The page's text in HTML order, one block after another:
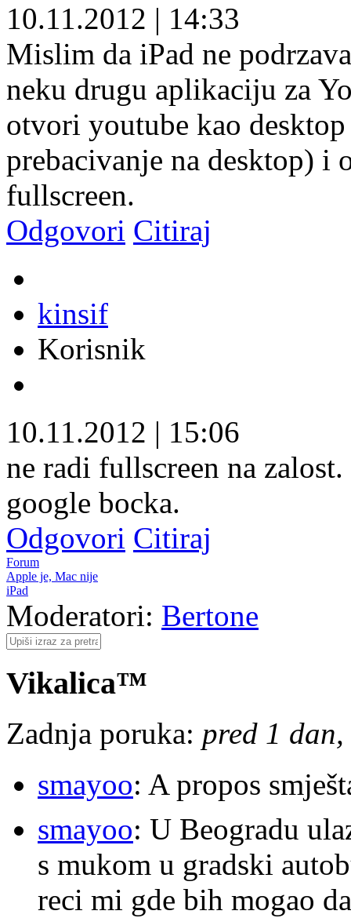
10.11.2012 | 14:33
Mislim da iPad ne
neku drugu aplikaciju za
otvori youtube kao
prebacivanje na desktop) i
fullscreen.
Odgovori Citiraj
kinsif
Korisnik
10.11.2012 | 15:06
ne radi fullscreen na
google bocka.
Odgovori Citiraj
Forum
Apple je, Mac nije
iPad
Moderatori: Bertone
Vikalica™
Zadnja poruka: pred 1
smayoo: A propos
smayoo: U Beogradu
s mukom u gradski
reci mi gde bih mogao